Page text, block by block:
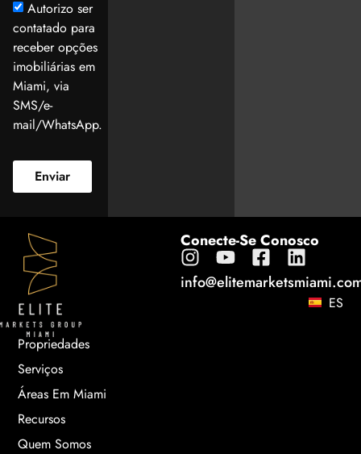
Autorizo ser
contatado para
receber opções
imobiliárias em
Miami, via
SMS/e-
mail/WhatsApp.
Enviar
Propriedades
Serviços
Áreas Em Miami
Recursos
Quem Somos
Conecte-Se Conosco
ES